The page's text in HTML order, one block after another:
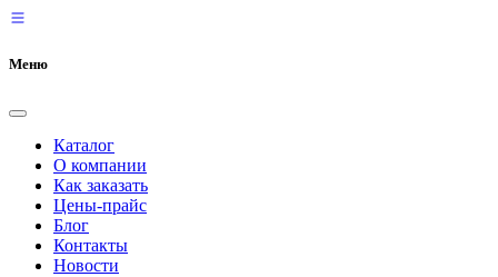
Меню
Каталог
О компании
Как заказать
Цены-прайс
Блог
Контакты
Новости